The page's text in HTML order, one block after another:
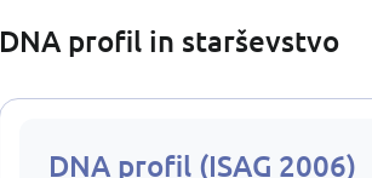
DNA profil in starševstvo
DNA profil (ISAG 2006)